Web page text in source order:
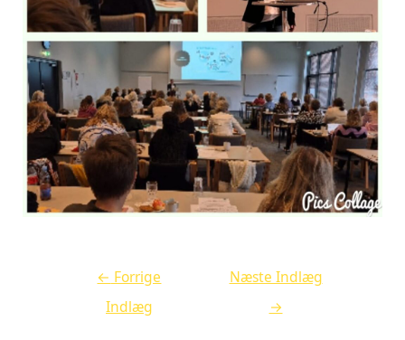
← Forrige
Indlæg
Næste Indlæg
→